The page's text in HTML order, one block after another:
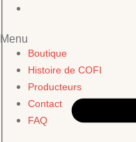
Menu
Boutique
Histoire de COFI
Producteurs
Contact
FAQ